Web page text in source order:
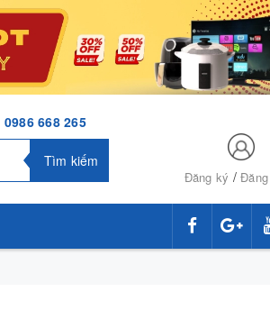
0986 668 265
Tìm kiếm
Đăng ký /